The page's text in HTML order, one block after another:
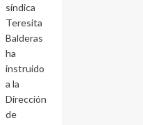
síndica
Teresita
Balderas
ha
instruido
a la
Dirección
de